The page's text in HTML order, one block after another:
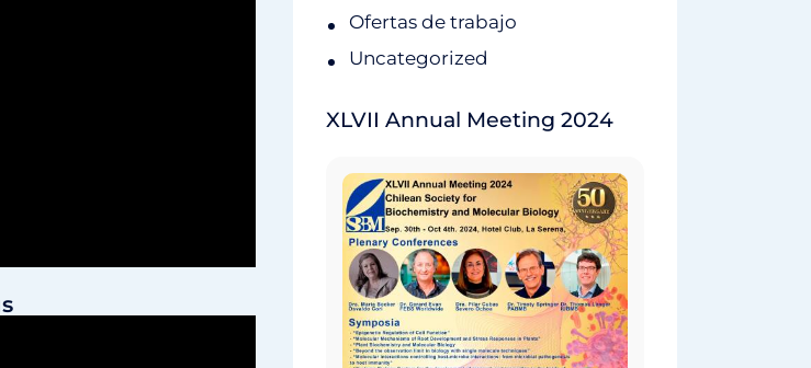
Ofertas de trabajo
Uncategorized
XLVII Annual Meeting 2024